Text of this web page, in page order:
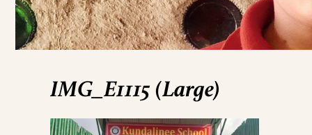
IMG_E1115 (Large)